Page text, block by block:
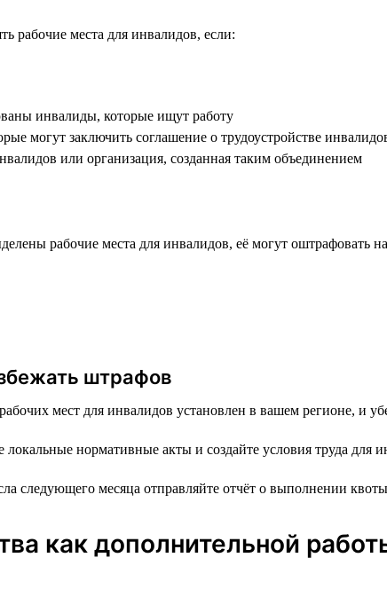
рабочие места для инвалидов, если:
инвалиды, которые ищут работу
могут заключить соглашение о трудоустройстве
или организация, созданная таким объединением
рабочие места для инвалидов, её могут оштрафовать
штрафов
мест для инвалидов установлен в вашем регионе, и
нормативные акты и создайте условия труда для
следующего месяца отправляйте отчёт о выполнении
как дополнительной